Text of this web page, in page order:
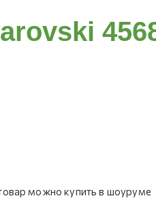
можно купить в шоуруме